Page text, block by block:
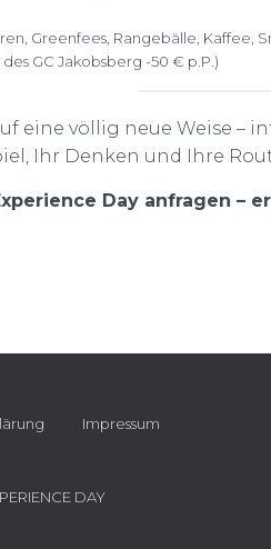
Greenfees, Rangebälle, Kaffee,
GC Jakobsberg -50 € p.P.)
eine völlig neue Weise –
Ihr Denken und Ihre
Day anfragen –
Impressum
DAY